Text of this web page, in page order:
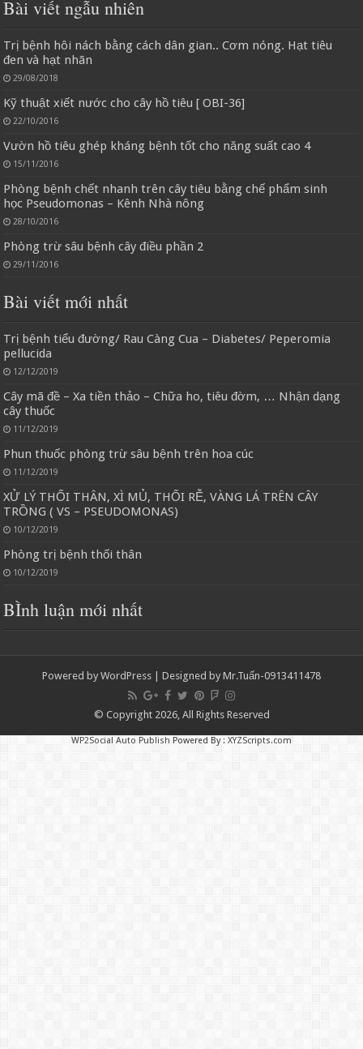
Bài viết ngẫu nhiên
Trị bệnh hôi nách bằng cách dân gian.. Cơm nóng. Hạt tiêu
đen và hạt nhãn
29/08/2018
Kỹ thuật xiết nước cho cây hồ tiêu [ OBI-36]
22/10/2016
Vườn hồ tiêu ghép kháng bệnh tốt cho năng suất cao 4
15/11/2016
Phòng bệnh chết nhanh trên cây tiêu bằng chế phẩm sinh
học Pseudomonas – Kênh Nhà nông
28/10/2016
Phòng trừ sâu bệnh cây điều phần 2
29/11/2016
Bài viết mới nhất
Trị bệnh tiểu đường/ Rau Càng Cua – Diabetes/ Peperomia
pellucida
12/12/2019
Cây mã đề – Xa tiền thảo – Chữa ho, tiêu đờm, … Nhận dạng
cây thuốc
11/12/2019
Phun thuốc phòng trừ sâu bệnh trên hoa cúc
11/12/2019
XỬ LÝ THỐI THÂN, XÌ MỦ, THỐI RỄ, VÀNG LÁ TRÊN CÂY
TRỒNG ( VS – PSEUDOMONAS)
10/12/2019
Phòng trị bệnh thối thân
10/12/2019
BÌnh luận mới nhất
Powered by WordPress | Designed by Mr.Tuấn-0913411478
© Copyright 2026, All Rights Reserved
WP2Social Auto Publish Powered By : XYZScripts.com